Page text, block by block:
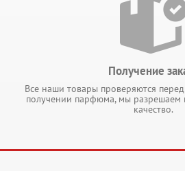
Получение
Все наши товары проверяются
получении парфюма, мы разрешаем
качество.